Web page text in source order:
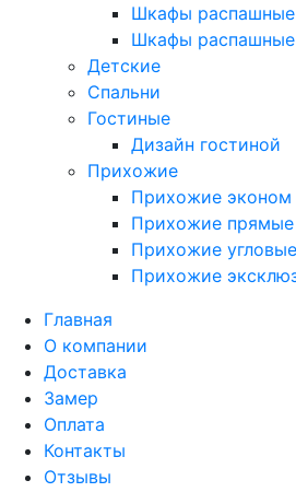
Шкафы распашные
Шкафы
Детские
Спальни
Гостиные
Дизайн гостиной
Прихожие
Прихожие эконом
Прихожие прямые
Прихожие угловые
Прихожие
Главная
О компании
Доставка
Замер
Оплата
Контакты
Отзывы